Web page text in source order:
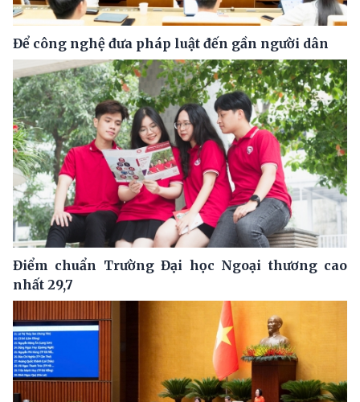
Để công nghệ đưa pháp luật đến gần người dân
Điểm chuẩn Trường Đại học Ngoại thương cao
nhất 29,7